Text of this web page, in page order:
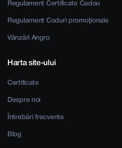
Regulament Certificate Cadou
Regulament Coduri promoționale
Vânzări Angro
Harta site-ului
Certificate
Despre noi
Întrebări frecvente
Blog